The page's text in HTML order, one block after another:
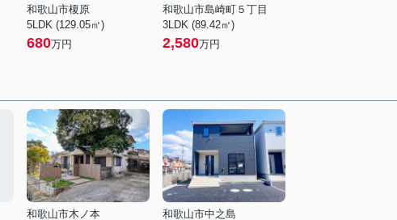
和歌山市榎原
5LDK (129.05㎡)
680万円
和歌山市島崎町５丁目
3LDK (89.42㎡)
2,580万円
和歌山市木ノ本 和歌山市中之島